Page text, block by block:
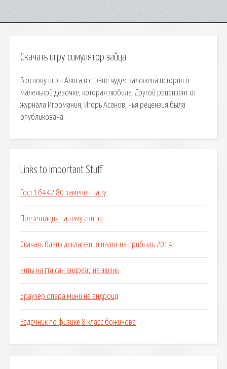
Скачать игру симулятор зайца
В основу игры Алиса в стране чудес заложена история о
маленькой девочке, которая любила. Другой рецензент от
журнала Игромания, Игорь Асанов, чья рецензия была
опубликована.
Links to Important Stuff
Гост 16442 80 заменен на ту
Презентация на тему свищи
Скачать бланк декларация налог на прибыль 2014
Читы на гта сан андреас на жизнь
Браузер опера мини на андроид
Задачник по физике 8 класс божинова